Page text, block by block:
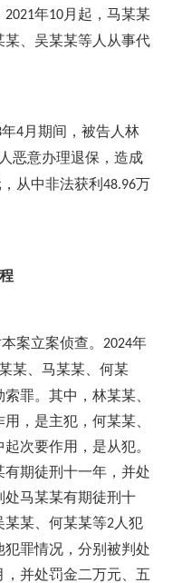
2021年10月起，马某某
、吴某某等人从事代
年4月期间，被告人林
恶意办理退保，造成
从中非法获利 48.96万
案立案侦查。 2024年
某、马某某、何某
罪。其中，林某某、
，是主犯，何某某、
次要作用，是从犯。
期徒刑十一年，并处
处马某某有期徒刑十
某某、何某某等2 人犯
罪情况，分别被判处
并处罚金二万元、五